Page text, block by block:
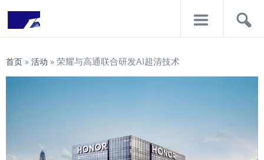
首页 » 活动 » 荣耀与高通联合研发AI超清技术